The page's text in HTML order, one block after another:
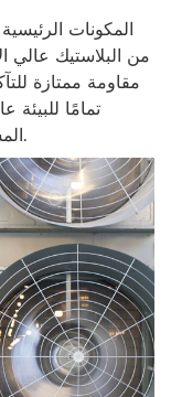
المكونات
من البلاستيك عالي
مقاومة ممتازة
تمامًا للبيئة
المسببة للتآكل التي تميز حظائر الدواجن.